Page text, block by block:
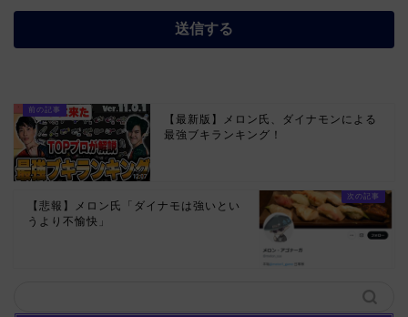
【最新版】メロン氏、ダイナモンによる
最強ブキランキング！
【悲報】メロン氏「ダイナモは強いとい
うより不愉快」